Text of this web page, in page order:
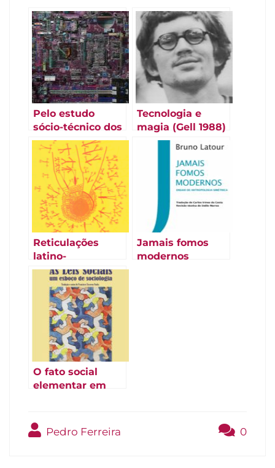
Pelo estudo
sócio-técnico dos
mecanismos de
controle (Deleuze
1992)
Tecnologia e
magia (Gell 1988)
Reticulações
latino-
americanas de
Simondon
Jamais fomos
modernos
O fato social
elementar em
Pedro Ferreira 0